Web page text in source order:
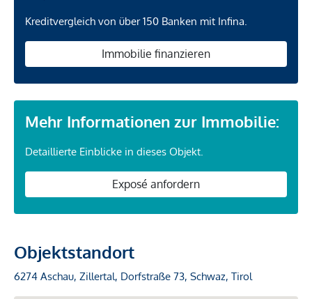
Kreditvergleich von über 150 Banken mit Infina.
Immobilie finanzieren
Mehr Informationen zur Immobilie:
Detaillierte Einblicke in dieses Objekt.
Exposé anfordern
Objektstandort
6274 Aschau, Zillertal, Dorfstraße 73, Schwaz, Tirol